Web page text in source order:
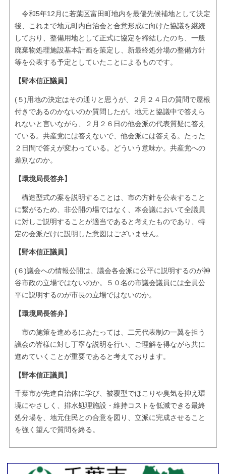
令和5年12月に若葉区富田町地内を最優先候補地として決定
後、これまで地元町内自治会と合意形成に向けた協議を継続
しており、整備用地として正式に協定を締結したのち、一般
廃棄物処理施設基本計画を策定し、新最終処分場の整備方針
等を公表する予定としていたことによるものです。
【野本信正議員】
(５)用地の決定はその通りと思うが、２月２４日の質問で屋根
付きであるのかないのか質問したが。地元と協議中で答えら
れないと言いながら、２月２６日の他会派の代表質疑に答え
ている。共産党には答えないで、他会派には答える。たった
２日間で答えが変わっている。どういう意味か。共産党への
差別なのか。
【環境局長答弁】
構造型式の案を説明することは、市の方針を公表すること
に繋がるため、非公開の場ではなく、本会議において全議員
に対しご説明することが適当であると考えたものであり、特
定の会派だけに説明した意図はございません。
【野本信正議員】
(６)議会への情報公開は、議会各会派に公平に説明するのが神
谷市政の立場ではないのか。５０名の市議会議員には全員公
平に説明するのが市長の立場ではないのか。
【環境局長答弁】
市の施策を進めるにあたっては、二元代表制の一翼を担う
議会の皆様に対し丁寧な説明を行い、ご理解を得ながら共に
進めていくことが重要であると考えております。
【野本信正議員】
千葉市が先進自治体に学び、被覆型でほこりや臭気を抑え環
境にやさしく、排水処理施設・維持コストを低減できる最終
処分場を、地元住民との合意を図り、立派に完成させること
を強く望んで質問を終る。